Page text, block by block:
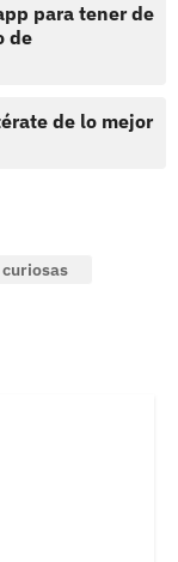
para tener de
de
de lo mejor